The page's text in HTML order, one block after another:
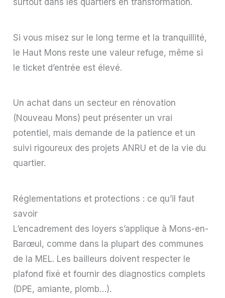
surtout dans les quartiers en transformation.
Si vous misez sur le long terme et la tranquillité,
le Haut Mons reste une valeur refuge, même si
le ticket d’entrée est élevé.
Un achat dans un secteur en rénovation
(Nouveau Mons) peut présenter un vrai
potentiel, mais demande de la patience et un
suivi rigoureux des projets ANRU et de la vie du
quartier.
Réglementations et protections : ce qu’il faut
savoir
L’encadrement des loyers s’applique à Mons-en-
Barœul, comme dans la plupart des communes
de la MEL. Les bailleurs doivent respecter le
plafond fixé et fournir des diagnostics complets
(DPE, amiante, plomb…).